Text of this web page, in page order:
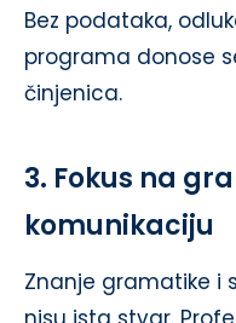
Bez podataka,
programa donose
činjenica.
3. Fokus na
komunikaciju
Znanje gramatike i